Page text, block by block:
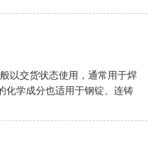
以交货状态使用，通常用于焊
化学成分也适用于钢锭、连铸